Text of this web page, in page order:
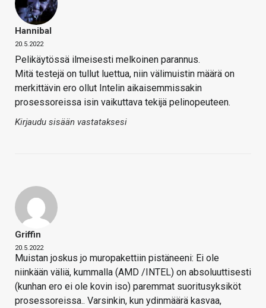
Hannibal
20.5.2022
Pelikäytössä ilmeisesti melkoinen parannus.
Mitä testejä on tullut luettua, niin välimuistin määrä on
merkittävin ero ollut Intelin aikaisemmissakin
prosessoreissa isin vaikuttava tekijä pelinopeuteen.
Kirjaudu sisään vastataksesi
Griffin
20.5.2022
Muistan joskus jo muropakettiin pistäneeni: Ei ole
niinkään väliä, kummalla (AMD /INTEL) on absoluuttisesti
(kunhan ero ei ole kovin iso) paremmat suoritusyksiköt
prosessoreissa.. Varsinkin, kun ydinmäärä kasvaa,